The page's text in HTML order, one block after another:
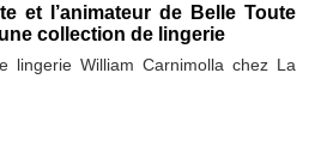
et l’animateur de Belle Toute
collection de lingerie
lingerie William Carnimolla chez La